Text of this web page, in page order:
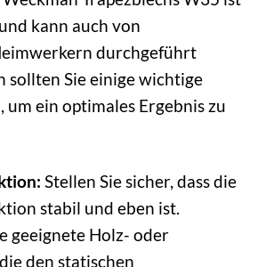
kann auch von
durchgeführt
sollten Sie einige wichtige
um ein optimales Ergebnis zu
Stellen Sie sicher, dass die
stabil und eben ist.
geeignete Holz- oder
den statischen